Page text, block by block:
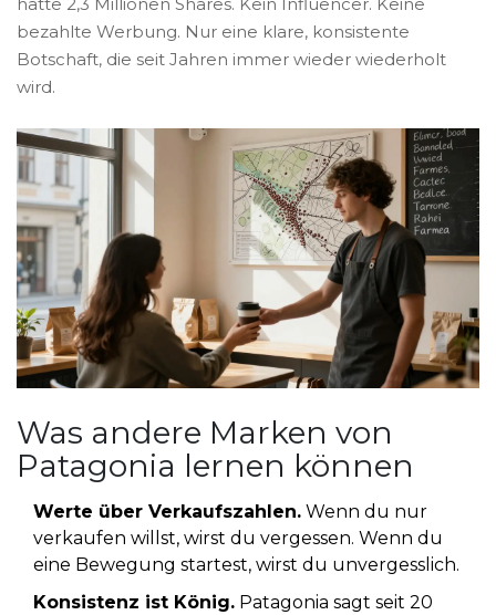
bezahlte Werbung. Nur eine klare, konsistente
Botschaft, die seit Jahren immer wieder wiederholt
wird.
Was andere Marken von
Patagonia lernen können
Werte über Verkaufszahlen. Wenn du nur
verkaufen willst, wirst du vergessen. Wenn du
eine Bewegung startest, wirst du unvergesslich.
Konsistenz ist König. Patagonia sagt seit 20